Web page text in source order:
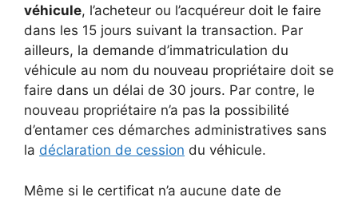
véhicule, l’acheteur ou l’acquéreur doit le faire
dans les 15 jours suivant la transaction. Par
ailleurs, la demande d’immatriculation du
véhicule au nom du nouveau propriétaire doit se
faire dans un délai de 30 jours. Par contre, le
nouveau propriétaire n’a pas la possibilité
d’entamer ces démarches administratives sans
la déclaration de cession du véhicule.
Même si le certificat n’a aucune date de